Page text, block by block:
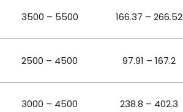
3500 – 5500 166.37 – 266.52
2500 – 4500 97.91 – 167.2
3000 – 4500 238.8 – 402.3